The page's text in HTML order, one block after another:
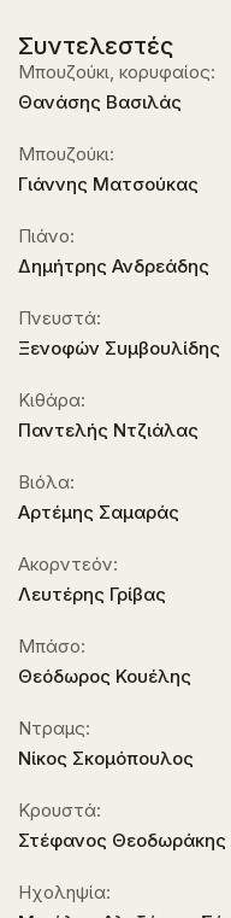
Συντελεστές
Μπουζούκι, κορυφαίος:
Θανάσης Βασιλάς
Μπουζούκι:
Γιάννης Ματσούκας
Πιάνο:
Δημήτρης Ανδρεάδης
Πνευστά:
Ξενοφών Συμβουλίδης
Κιθάρα:
Παντελής Ντζιάλας
Βιόλα:
Αρτέμης Σαμαράς
Ακορντεόν:
Λευτέρης Γρίβας
Μπάσο:
Θεόδωρος Κουέλης
Ντραμς:
Νίκος Σκομόπουλος
Κρουστά:
Στέφανος Θεοδωράκης
Ηχοληψία: